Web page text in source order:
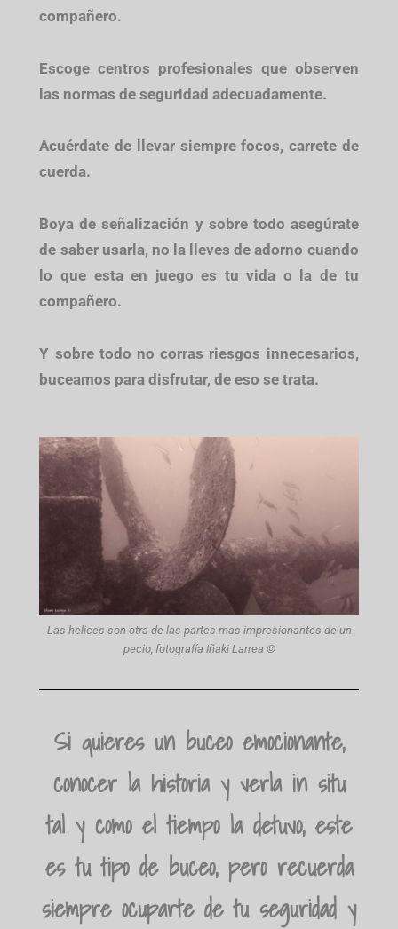
compañero.
Escoge centros profesionales que observen
las normas de seguridad adecuadamente.
Acuérdate de llevar siempre focos, carrete de
cuerda.
Boya de señalización y sobre todo asegúrate
de saber usarla, no la lleves de adorno cuando
lo que esta en juego es tu vida o la de tu
compañero.
Y sobre todo no corras riesgos innecesarios,
buceamos para disfrutar, de eso se trata.
Las helices son otra de las partes mas impresionantes de un
pecio, fotografía Iñaki Larrea ©
Si quieres un buceo emocionante,
conocer la historia y verla in situ
tal y como el tiempo la detuvo, este
es tu tipo de buceo, pero recuerda
siempre ocuparte de tu seguridad y